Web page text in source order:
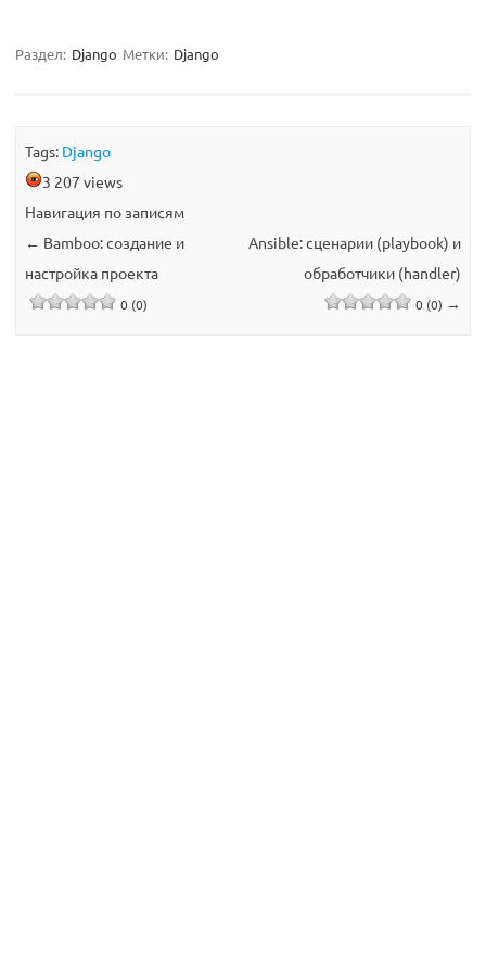
Раздел: Django Метки: Django
Tags: Django
3 207 views
Навигация по записям
← Bamboo: создание и
настройка проекта
0 (0)
Ansible: сценарии (playbook) и
обработчики (handler)
0 (0) →